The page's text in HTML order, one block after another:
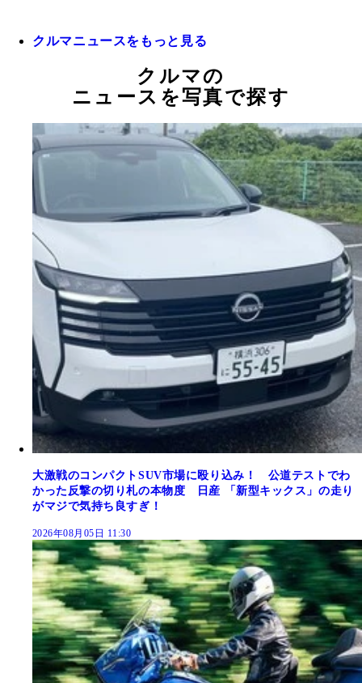
クルマニュースをもっと見る
クルマの
ニュースを写真で探す
大激戦のコンパクトSUV市場に殴り込み！ 公道テストでわ
かった反撃の切り札の本物度 日産 「新型キックス」の走り
がマジで気持ち良すぎ！
2026年08月05日 11:30